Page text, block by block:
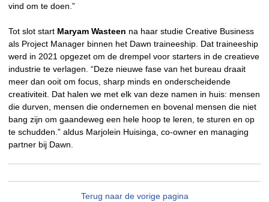
vind om te doen.”
Tot slot start Maryam Wasteen na haar studie Creative Business
als Project Manager binnen het Dawn traineeship. Dat traineeship
werd in 2021 opgezet om de drempel voor starters in de creatieve
industrie te verlagen. “Deze nieuwe fase van het bureau draait
meer dan ooit om focus, sharp minds en onderscheidende
creativiteit. Dat halen we met elk van deze namen in huis: mensen
die durven, mensen die ondernemen en bovenal mensen die niet
bang zijn om gaandeweg een hele hoop te leren, te sturen en op
te schudden.” aldus Marjolein Huisinga, co-owner en managing
partner bij Dawn.
Terug naar de vorige pagina